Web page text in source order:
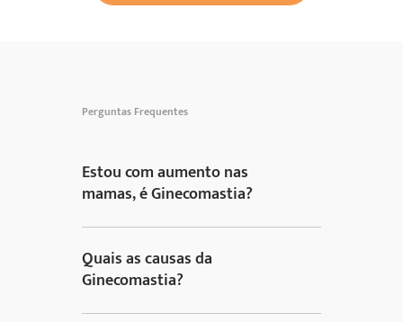
Perguntas Frequentes
Estou com aumento nas
mamas, é Ginecomastia?
Quais as causas da
Ginecomastia?